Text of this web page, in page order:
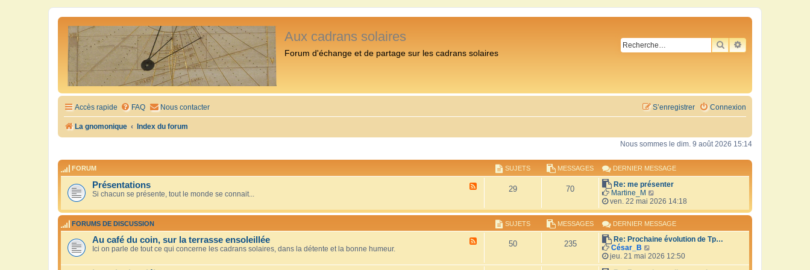
Aux cadrans solaires
Forum d'échange et de partage sur les cadrans solaires
RECHERCHER
RECHERCHE
Accès rapide FAQ Nous contacter Connexion
S’enregistrer
La gnomonique Index du forum
Nous sommes le dim. 9 août 2026 15:14
FORUM SUJETS MESSAGES DERNIER MESSAGE
x
Présentations
Si chacun se présente, tout le monde se connait...
29 70
Re: me présenter
Martine_M
o
i
r
l
e
d
r
n
ven. 22 mai 2026 14:18
FORUMS DE DISCUSSION SUJETS MESSAGES DERNIER MESSAGE
x
Au café du coin, sur la terrasse ensoleillée
Ici on parle de tout ce qui concerne les cadrans solaires, dans la détente et la bonne humeur.
50 235
Re: Prochaine évolution de Tp…
César_B
o
i
jeu. 21 mai 2026 12:50